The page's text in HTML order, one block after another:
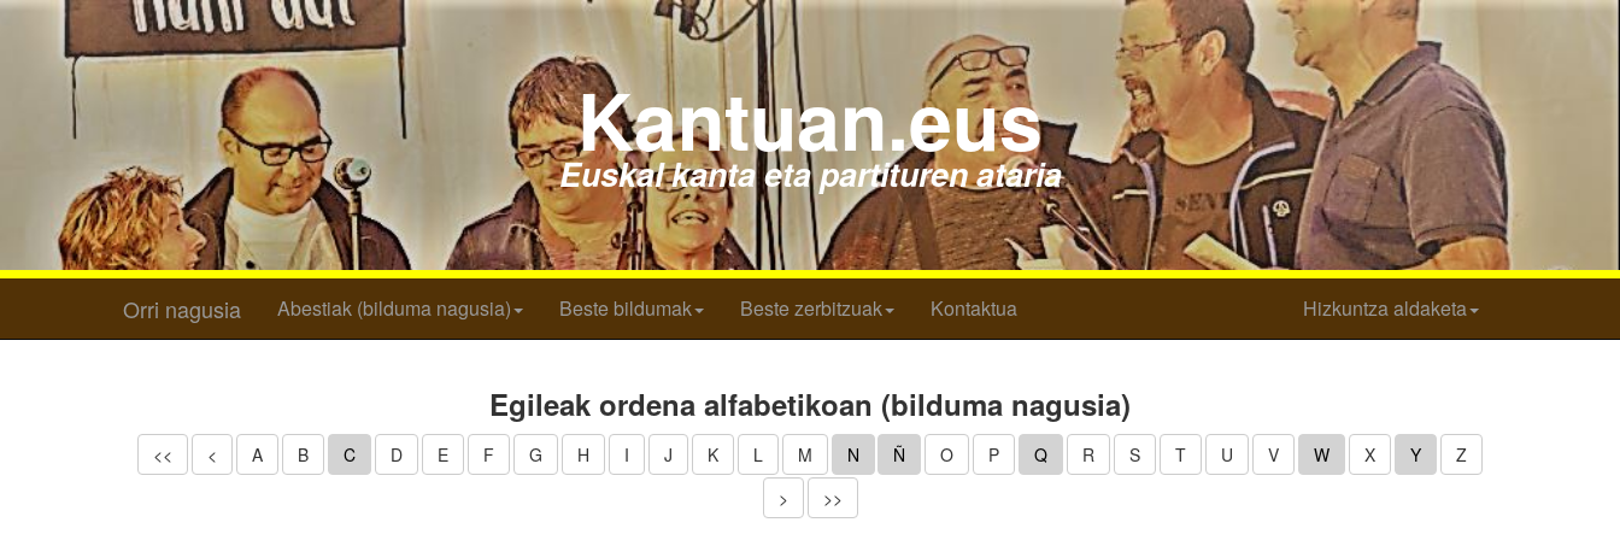
Kantuan.eus
Euskal kanta eta partituren ataria
Orri nagusia Abestiak (bilduma nagusia) Beste bildumak Beste zerbitzuak Kontaktua Hizkuntza aldaketa
Egileak ordena alfabetikoan (bilduma nagusia)
<< < A B C D E F G H I J K L M N Ñ O P Q R S T U V W X Y
Z
>
>>